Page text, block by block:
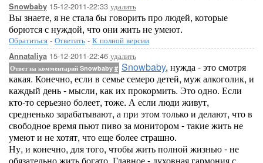
Snowbaby 15-12-2011-22:33 удалить
Вы знаете, я не стала бы говорить про людей, которые
борются с нуждой, что они жить не умеют.
Обратиться - Ответить - К полной версии
Annataliya 15-12-2011-22:46 удалить
Ответ на комментарий Snowbaby # Snowbaby, нужда - это смотря
какая. Конечно, если в семье семеро детей, муж алкоголик, и
каждый день - мысли, как их прокормить. Это одно. Если
кто-то серьезно болеет, тоже. А если люди живут,
средненько зарабатывают, а при этом только и делают, что в
свободное время пьют пиво за монитором - такие жить не
умеют и не хотят, что еще более страшно.
Ну, и конечно, для того, чтобы жить полной жизнью - не